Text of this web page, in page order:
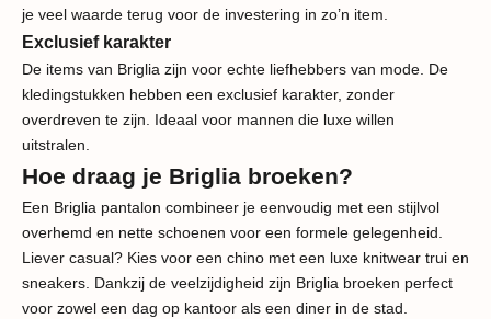
je veel waarde terug voor de investering in zo’n item.
Exclusief karakter
De items van Briglia zijn voor echte liefhebbers van mode. De
kledingstukken hebben een exclusief karakter, zonder
overdreven te zijn. Ideaal voor mannen die luxe willen
uitstralen.
Hoe draag je Briglia broeken?
Een Briglia pantalon combineer je eenvoudig met een stijlvol
overhemd en nette schoenen voor een formele gelegenheid.
Liever casual? Kies voor een chino met een luxe knitwear trui en
sneakers. Dankzij de veelzijdigheid zijn Briglia broeken perfect
voor zowel een dag op kantoor als een diner in de stad.